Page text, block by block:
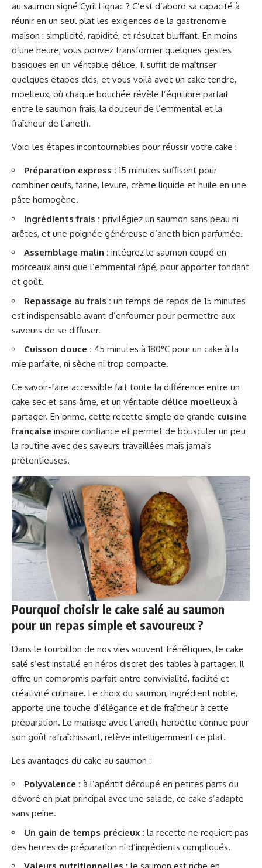
au saumon signé Cyril Lignac ? C’est d’abord sa capacité à
réunir en un seul plat les exigences de la gastronomie
maison : simplicité, rapidité, et résultat bluffant. En moins
d’une heure, vous pouvez transformer quelques gestes
basiques en un véritable délice. Il suffit de maîtriser
quelques étapes clés, et vous voilà avec un cake tendre,
moelleux, où chaque bouchée révèle l’équilibre parfait
entre le saumon frais, la douceur de l’emmental et la
fraîcheur de l’aneth.
Voici les étapes incontournables pour réussir votre cake :
Préparation express : 15 minutes suffisent pour
combiner œufs, farine, levure, crème liquide et huile en une
pâte homogène.
Ingrédients frais : privilégiez un saumon sans peau ni
arêtes, et une poignée généreuse d’aneth bien parfumée.
Assemblage malin : intégrez le saumon coupé en
morceaux ainsi que l’emmental râpé, pour apporter fondant
et goût.
Repassage au frais : un temps de repos de 15 minutes
est indispensable avant d’enfourner pour permettre aux
saveurs de se diffuser.
Cuisson douce : 45 minutes à 180°C pour un cake à la
mie parfaite, ni sèche ni trop compacte.
Ce savoir-faire accessible fait toute la différence entre un
cake sec et sans âme, et un véritable délice moelleux à
partager. En prime, cette recette simple de grande cuisine
française inspire confiance et permet de bousculer un peu
la routine avec des saveurs travaillées mais jamais
prétentieuses.
Pourquoi choisir le cake salé au saumon
pour un repas simple et savoureux ?
Dans le tourbillon de nos vies souvent frénétiques, le cake
salé s’est installé en héros discret des tables à partager. Il
offre un compromis parfait entre convivialité, facilité et
créativité culinaire. Le choix du saumon, ingrédient noble,
apporte une touche d’élégance et de fraîcheur à cette
préparation. Le mariage avec l’aneth, herbette connue pour
son goût rafraîchissant, relève intelligemment ce plat.
Les avantages du cake au saumon :
Polyvalence : à l’apéritif découpé en petites parts ou
dévoré en plat principal avec une salade, ce cake s’adapte
sans peine.
Un gain de temps précieux : la recette ne requiert pas
des heures de préparation ni d’ingrédients compliqués.